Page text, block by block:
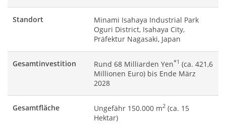
Standort
Minami Isahaya Industrial Park
Oguri District, Isahaya City,
Präfektur Nagasaki, Japan
Gesamtinvestition Rund 68 Milliarden Yen*1 (ca. 421,6
Millionen Euro) bis Ende März
2028
Gesamtfläche Ungefähr 150.000 m2 (ca. 15
Hektar)